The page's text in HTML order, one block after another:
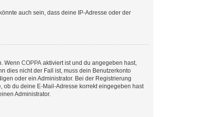
auch sein, dass deine IP-Adresse oder der
Wenn COPPA aktiviert ist und du angegeben hast,
dies nicht der Fall ist, muss dein Benutzerkonto
oder ein Administrator. Bei der Registrierung
ob du deine E-Mail-Adresse korrekt eingegeben hast
Administrator.